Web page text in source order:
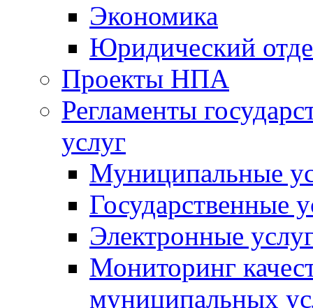
Экономика
Юридический
Проекты НПА
Регламенты
услуг
Муниципальные
Государственные
Электронные
Мониторинг
муниципальных